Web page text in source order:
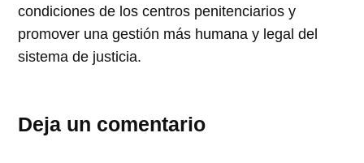
condiciones de los centros penitenciarios y
promover una gestión más humana y legal del
sistema de justicia.
Deja un comentario